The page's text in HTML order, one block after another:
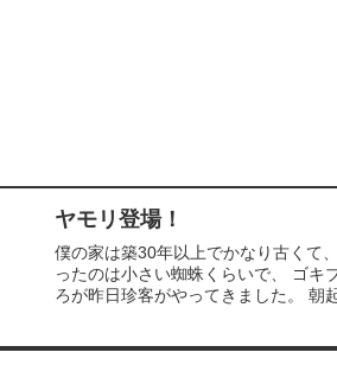
ヤモリ登場！
僕の家は築30年以上でかなり古くて
ったのは小さい蜘蛛くらいで、 ゴキ
ろが昨日珍客がやってきました。 朝